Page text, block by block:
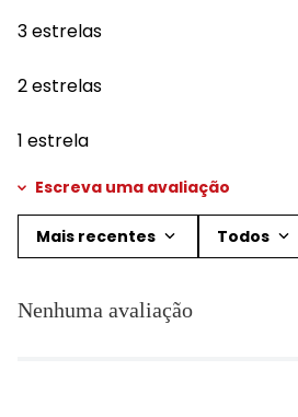
3 estrelas
2 estrelas
1 estrela
Escreva uma avaliação
Título
Mais recentes Todos
Nenhuma avaliação